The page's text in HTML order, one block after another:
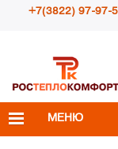
+7(3822) 97-97-
МЕНЮ